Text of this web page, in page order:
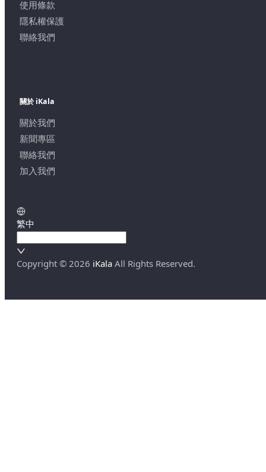
使用條款
隱私權保護
聯絡我們
關於 iKala
關於我們
新聞專區
聯絡我們
加入我們
繁中
Copyright © 2026 iKala All Rights Reserved.